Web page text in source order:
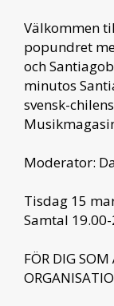
Välkommen
popundret
och
minutos
svensk-
Moderator:
Tisdag 15
Samtal
FÖR DIG